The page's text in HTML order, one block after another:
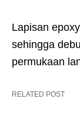
Lapisan
sehingga
permukaan
RELATED POST